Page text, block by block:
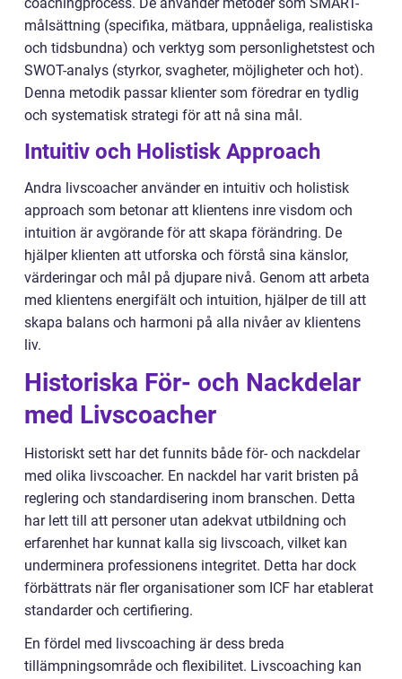
coachingprocess. De använder metoder som SMART-
målsättning (specifika, mätbara, uppnåeliga, realistiska
och tidsbundna) och verktyg som personlighetstest och
SWOT-analys (styrkor, svagheter, möjligheter och hot).
Denna metodik passar klienter som föredrar en tydlig
och systematisk strategi för att nå sina mål.
Intuitiv och Holistisk Approach
Andra livscoacher använder en intuitiv och holistisk
approach som betonar att klientens inre visdom och
intuition är avgörande för att skapa förändring. De
hjälper klienten att utforska och förstå sina känslor,
värderingar och mål på djupare nivå. Genom att arbeta
med klientens energifält och intuition, hjälper de till att
skapa balans och harmoni på alla nivåer av klientens
liv.
Historiska För- och Nackdelar
med Livscoacher
Historiskt sett har det funnits både för- och nackdelar
med olika livscoacher. En nackdel har varit bristen på
reglering och standardisering inom branschen. Detta
har lett till att personer utan adekvat utbildning och
erfarenhet har kunnat kalla sig livscoach, vilket kan
underminera professionens integritet. Detta har dock
förbättrats när fler organisationer som ICF har etablerat
standarder och certifiering.
En fördel med livscoaching är dess breda
tillämpningsområde och flexibilitet. Livscoaching kan